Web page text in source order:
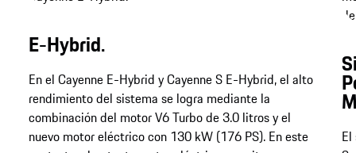
E-Hybrid.
En el Cayenne E-Hybrid y Cayenne S E-Hybrid, el alto
rendimiento del sistema se logra mediante la
combinación del motor V6 Turbo de 3.0 litros y el
nuevo motor eléctrico con 130 kW (176 PS). En este